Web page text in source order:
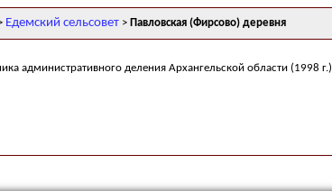
Едемский сельсовет > Павловская (Фирсово) деревня
административного деления Архангельской области (1998 г.)